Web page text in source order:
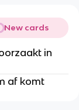
New cards
in
af komt